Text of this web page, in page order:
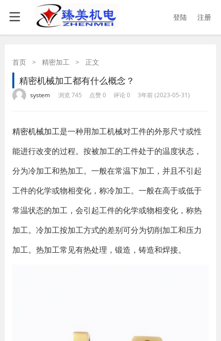
登陆 注册
首页 > 精密加工 > 正文
精密机械加工都有什么概念？
system 浏览 745 点赞 0 评论 0 3年前 (2023-05-31)
精密机械加工是一种用加工机械对工件的外形尺寸或性
能进行改变的过程。按被加工的工件处于的温度状态，
分为冷加工和热加工。一般在常温下加工，并且不引起
工件的化学或物相变化，称冷加工。一般在高于或低于
常温状态的加工，会引起工件的化学或物相变化，称热
加工。冷加工按加工方式的差别可分为切削加工和压力
加工。热加工常见有热处理，锻造，铸造和焊接。